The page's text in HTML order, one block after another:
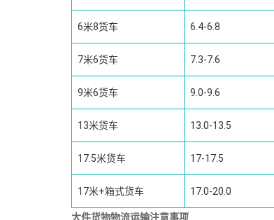
6米8货车 6.4-6.8
7米6货车 7.3-7.6
9米6货车 9.0-9.6
13米货车 13.0-13.5
17.5米货车 17-17.5
17米+箱式货车 17.0-20.0
大件货物物流运输注意事项